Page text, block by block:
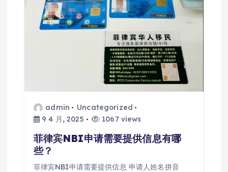
admin
Uncategorized
9 4 月, 2025
1067 views
菲律宾NBI申请需要提供信息有哪
些？
菲律宾NBI申请需要提供信息 申请人姓名拼音